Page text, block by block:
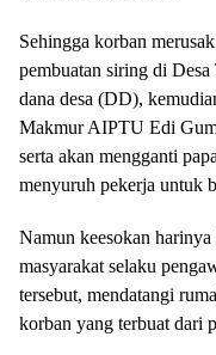
Sehingga korban
pembuatan siring di
dana desa (DD),
Makmur AIPTU Edi
serta akan mengganti
menyuruh pekerja untuk
Namun keesokan
masyarakat selaku
tersebut, mendatangi
korban yang terbuat dari